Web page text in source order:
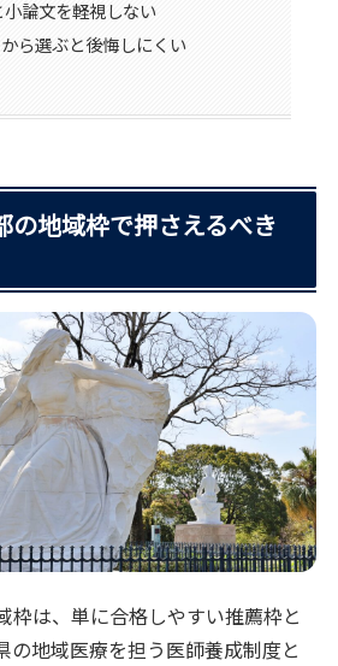
論文を軽視しない
ら選ぶと後悔しにくい
の地域枠で押さえるべき
枠は、単に合格しやすい推薦枠と
の地域医療を担う医師養成制度と